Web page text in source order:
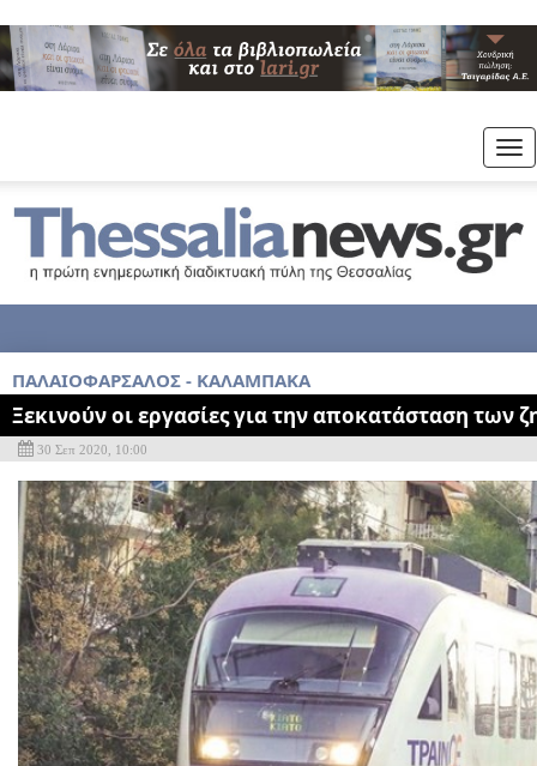
ΠΑΛΑΙΟΦΑΡΣΑΛΟΣ - ΚΑΛΑΜΠΑΚΑ
Ξεκινούν οι εργασίες για την αποκατάσταση των
30 Σεπ 2020, 10:00